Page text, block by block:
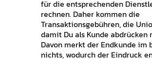
für die entsprechenden
rechnen. Daher kommen die
Transaktionsgebühren, die
damit Du als Kunde abdrücken
Davon merkt der Endkunde im
nichts, wodurch der Eindruck